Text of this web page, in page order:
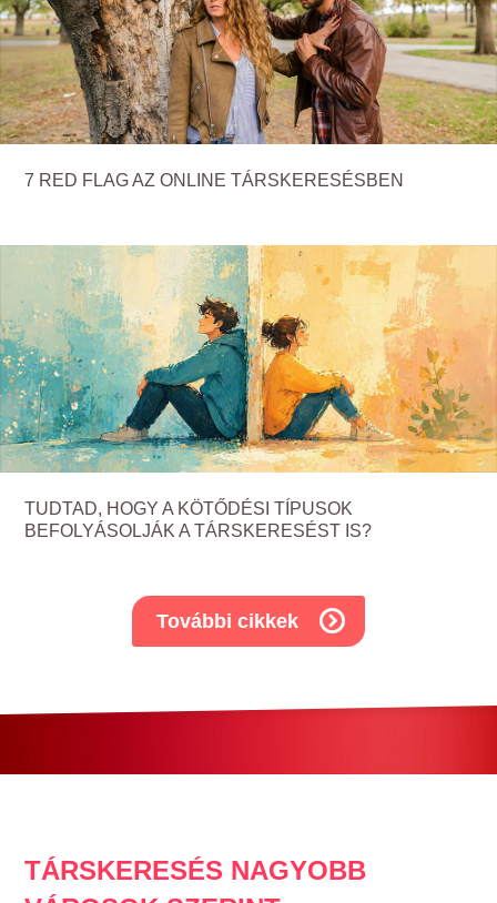
7 RED FLAG AZ ONLINE TÁRSKERESÉSBEN
TUDTAD, HOGY A KÖTŐDÉSI TÍPUSOK
BEFOLYÁSOLJÁK A TÁRSKERESÉST IS?
További cikkek
TÁRSKERESÉS NAGYOBB